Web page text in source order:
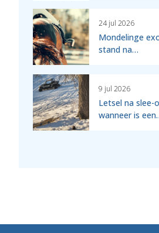
24 jul 2026
Mondelinge
stand na…
9 jul 2026
Letsel na slee-
wanneer is